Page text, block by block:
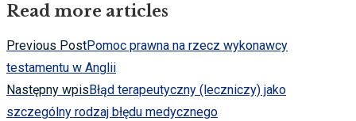
Read more articles
Previous PostPomoc prawna na rzecz wykonawcy
testamentu w Anglii
Następny wpis Błąd terapeutyczny (leczniczy) jako
szczególny rodzaj błędu medycznego